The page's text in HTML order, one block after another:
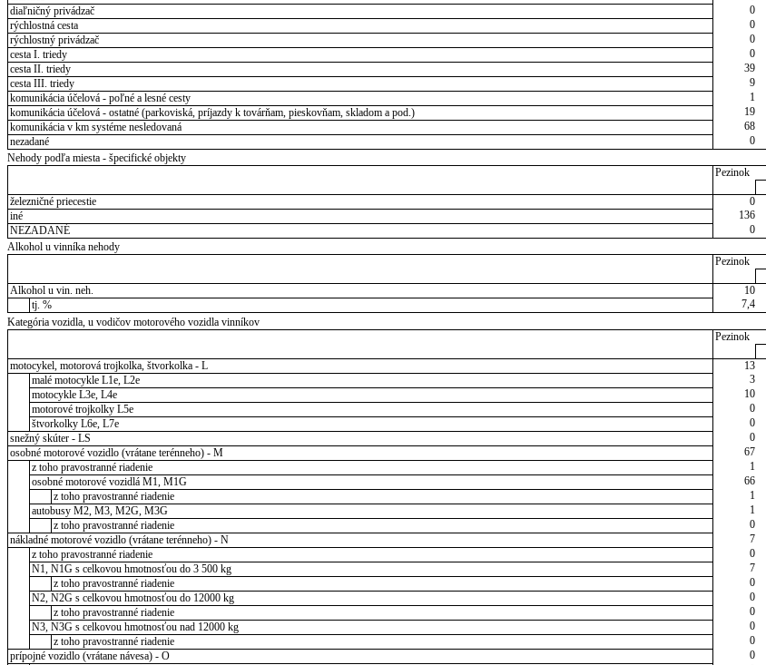
diaľničný privádzač
0
rýchlostná cesta
0
rýchlostný privádzač
0
cesta I. triedy
0
cesta II. triedy
39
cesta III. triedy
9
komunikácia účelová - poľné a lesné cesty
1
komunikácia účelová - ostatné (parkoviská, príjazdy k továrňam, pieskovňam, skladom a pod.)
19
komunikácia v km systéme nesledovaná
68
nezadané
0
Nehody podľa miesta - špecifické objekty
Pezinok
železničné priecestie
0
iné
136
NEZADANÉ
0
Alkohol u vinníka nehody
Pezinok
Alkohol u vin. neh.
10
tj. %
7,4
Kategória vozidla, u vodičov motorového vozidla vinníkov
Pezinok
motocykel, motorová trojkolka, štvorkolka - L
13
malé motocykle L1e, L2e
3
motocykle L3e, L4e
10
motorové trojkolky L5e
0
štvorkolky L6e, L7e
0
snežný skúter - LS
0
osobné motorové vozidlo (vrátane terénneho) - M
67
z toho pravostranné riadenie
1
osobné motorové vozidlá M1, M1G
66
z toho pravostranné riadenie
1
autobusy M2, M3, M2G, M3G
1
z toho pravostranné riadenie
0
nákladné motorové vozidlo (vrátane terénneho) - N
7
z toho pravostranné riadenie
0
N1, N1G s celkovou hmotnosťou do 3 500 kg
7
z toho pravostranné riadenie
0
N2, N2G s celkovou hmotnosťou do 12000 kg
0
z toho pravostranné riadenie
0
N3, N3G s celkovou hmotnosťou nad 12000 kg
0
z toho pravostranné riadenie
0
prípojné vozidlo (vrátane návesa) - O
0